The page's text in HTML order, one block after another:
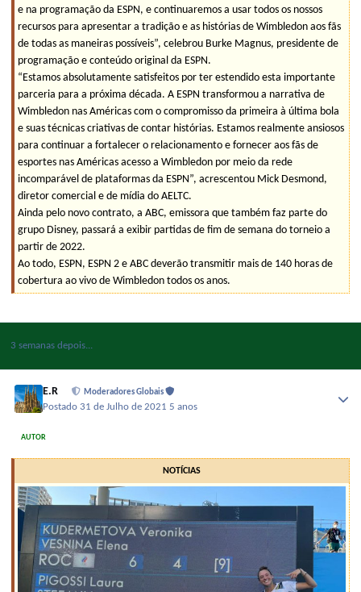
e na programação da ESPN, e continuaremos a usar todos os nossos
recursos para apresentar a tradição e as histórias de Wimbledon aos fãs
de todas as maneiras possíveis”, celebrou Burke Magnus, presidente de
programação e conteúdo original da ESPN.
“Estamos absolutamente satisfeitos por ter estendido esta importante
parceria para a próxima década. A ESPN transformou a narrativa de
Wimbledon nas Américas com o compromisso da primeira à última bola
e suas técnicas criativas de contar histórias. Estamos realmente ansiosos
para continuar a fortalecer o relacionamento e fornecer aos fãs de
esportes nas Américas acesso a Wimbledon por meio da rede
incomparável de plataformas da ESPN”, acrescentou Mick Desmond,
diretor comercial e de mídia do AELTC.
Ainda pelo novo contrato, a ABC, emissora que também faz parte do
grupo Disney, passará a exibir partidas de fim de semana do torneio a
partir de 2022.
Ao todo, ESPN, ESPN 2 e ABC deverão transmitir mais de 140 horas de
cobertura ao vivo de Wimbledon todos os anos.
3 semanas depois...
E.R Moderadores Globais
Postado 31 de Julho de 2021 5 anos
AUTOR
NOTÍCIAS